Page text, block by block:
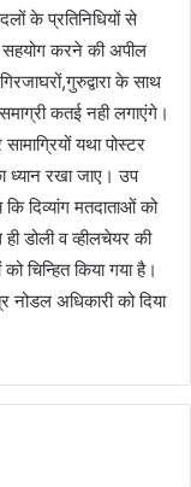
के प्रतिनिधियों से
सहयोग करने की अपील
के साथ
कतई नही लगाएंगे।
सामाग्रियों यथा पोस्टर
ध्यान रखा जाए। उप
दिव्यांग मतदाताओं को
डोली व व्हीलचेयर की
चिन्हित किया गया है।
अधिकारी को दिया